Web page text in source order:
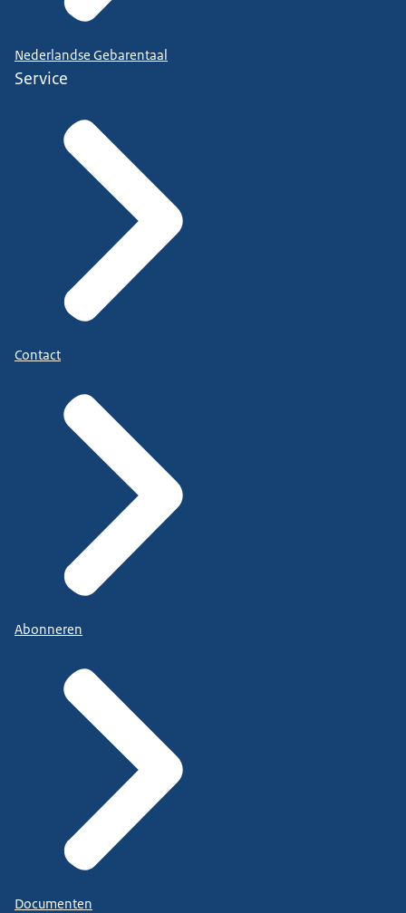
Nederlandse Gebarentaal
Service
Contact
Abonneren
Documenten